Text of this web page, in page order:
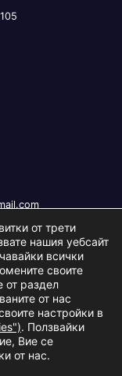
S.I.T Solutions
от трети
нашия уебсайт
всички
своите
от раздел
от нас
настройки в
. Ползвайки
Вие се
от нас.